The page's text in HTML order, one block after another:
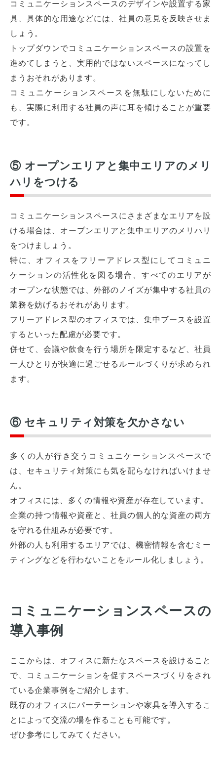
コミュニケーションスペースのデザインや設置する家
具、具体的な用途などには、社員の意見を反映させま
しょう。
トップダウンでコミュニケーションスペースの設置を
進めてしまうと、実用的ではないスペースになってし
まうおそれがあります。
コミュニケーションスペースを無駄にしないために
も、実際に利用する社員の声に耳を傾けることが重要
です。
⑤ オープンエリアと集中エリアのメリ
ハリをつける
コミュニケーションスペースにさまざまなエリアを設
ける場合は、オープンエリアと集中エリアのメリハリ
をつけましょう。
特に、オフィスをフリーアドレス型にしてコミュニ
ケーションの活性化を図る場合、すべてのエリアが
オープンな状態では、外部のノイズが集中する社員の
業務を妨げるおそれがあります。
フリーアドレス型のオフィスでは、集中ブースを設置
するといった配慮が必要です。
併せて、会議や飲食を行う場所を限定するなど、社員
一人ひとりが快適に過ごせるルールづくりが求められ
ます。
⑥ セキュリティ対策を欠かさない
多くの人が行き交うコミュニケーションスペースで
は、セキュリティ対策にも気を配らなければいけませ
ん。
オフィスには、多くの情報や資産が存在しています。
企業の持つ情報や資産と、社員の個人的な資産の両方
を守れる仕組みが必要です。
外部の人も利用するエリアでは、機密情報を含むミー
ティングなどを行わないことをルール化しましょう。
コミュニケーションスペースの
導入事例
ここからは、オフィスに新たなスペースを設けること
で、コミュニケーションを促すスペースづくりをされ
ている企業事例をご紹介します。
既存のオフィスにパーテーションや家具を導入するこ
とによって交流の場を作ることも可能です。
ぜひ参考にしてみてください。